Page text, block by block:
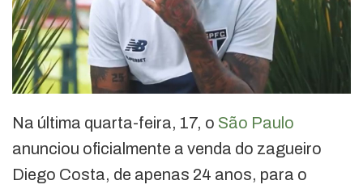
Na última quarta-feira, 17, o São Paulo
anunciou oficialmente a venda do zagueiro
Diego Costa, de apenas 24 anos, para o